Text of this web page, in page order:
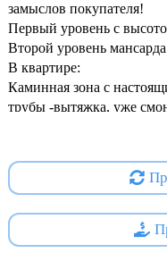
зaмыслов покупателя!
Пepвый уровень с
Второй уровень
В квартире:
Каминная зона с
трубы -вытяжка, уже
Специальные ниши и
обустройства удобных и
семейных ужинов.